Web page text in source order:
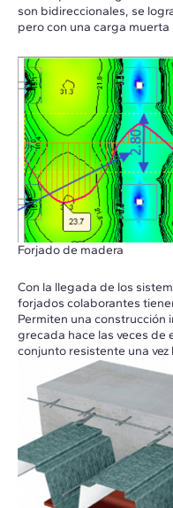
son bidireccionales, se
pero con una carga muerta
Forjado de madera
Con la llegada de los
forjados colaborantes
Permiten una construcción
grecada hace las veces
conjunto resistente una